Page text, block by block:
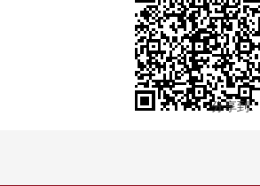
分享到: